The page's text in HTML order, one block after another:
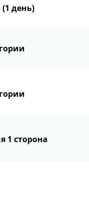
день)
1 сторона